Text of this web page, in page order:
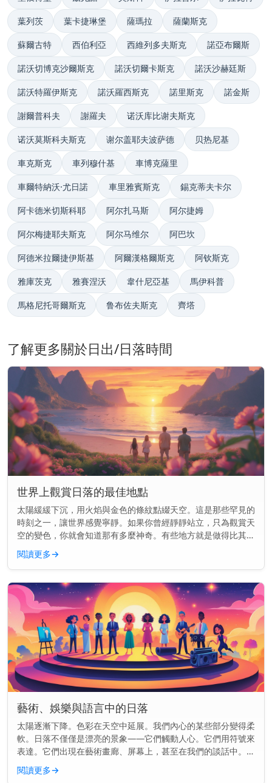
葉列茨 葉卡捷琳堡 薩瑪拉 薩蘭斯克
蘇爾古特 西伯利亞 西維列多夫斯克 諾亞布爾斯
諾沃切博克沙爾斯克 諾沃切爾卡斯克 諾沃沙赫廷斯
諾沃特羅伊斯克 諾沃羅西斯克 諾里斯克 諾金斯
謝爾普科夫 謝羅夫 诺沃库比谢夫斯克
诺沃莫斯科夫斯克 谢尔盖耶夫波萨德 贝热尼基
車克斯克 車列穆什基 車博克薩里
車爾特納沃·尤日諾 車里雅賓斯克 錫克蒂夫卡尔
阿卡德米切斯科耶 阿尔扎马斯 阿尔捷姆
阿尔梅捷耶夫斯克 阿尔马维尔 阿巴坎
阿德米拉爾捷伊斯基 阿爾漢格爾斯克 阿钦斯克
雅庫茨克 雅賽涅沃 韋什尼亞基 馬伊科普
馬格尼托哥爾斯克 鲁布佐夫斯克 齊塔
了解更多關於日出/日落時間
世界上觀賞日落的最佳地點
太陽緩緩下沉，用火焰與金色的條紋點綴天空。這是那些罕見的
時刻之一，讓世界感覺寧靜。如果你曾經靜靜站立，只為觀賞天
空的變色，你就會知道那有多麼神奇。有些地方就是做得比其他
地方更好。這裡的景色就像是為你而畫的一樣。 快速見解： 前
往聖托里尼、大...
閱讀更多→
藝術、娛樂與語言中的日落
太陽逐漸下降。色彩在天空中延展。我們內心的某些部分變得柔
軟。日落不僅僅是漂亮的景象——它們觸動人心。它們用符號來
表達。它們出現在藝術畫廊、屏幕上，甚至在我們的談話中。但
為什麼日落總是出現在各處呢？ 主要見解： 日落在文化中如此
頻繁出現，是因...
閱讀更多→